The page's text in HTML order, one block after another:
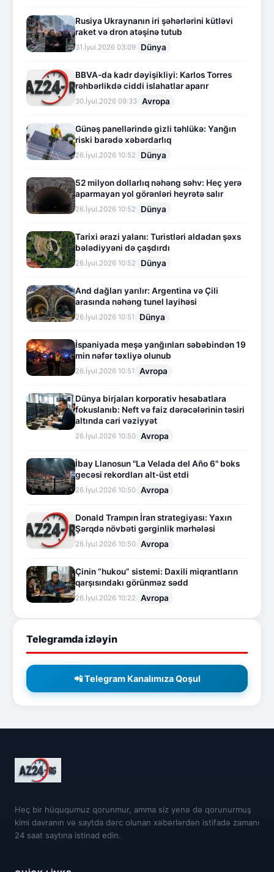
Rusiya Ukraynanın iri şəhərlərini kütləvi
raket və dron atəşinə tutub
31.İyul.2026 03:09 Dünya
BBVA-da kadr dəyişikliyi: Karlos Torres
rəhbərlikdə ciddi islahatlar aparır
30.İyul.2026 09:33 Avropa
Günəş panellərində gizli təhlükə: Yanğın
riski barədə xəbərdarlıq
26.İyul.2026 10:52 Dünya
52 milyon dollarlıq nəhəng səhv: Heç yerə
aparmayan yol görənləri heyrətə salır
26.İyul.2026 10:52 Dünya
Tarixi ərazi yalanı: Turistləri aldadan şəxs
bələdiyyəni də çaşdırdı
26.İyul.2026 10:52 Dünya
And dağları yarılır: Argentina və Çili
arasında nəhəng tunel layihəsi
26.İyul.2026 10:51 Dünya
İspaniyada meşə yanğınları səbəbindən 19
min nəfər təxliyə olunub
26.İyul.2026 10:51 Avropa
Dünya birjaları korporativ hesabatlara
fokuslanıb: Neft və faiz dərəcələrinin təsiri
altında cari vəziyyət
26.İyul.2026 10:50 Avropa
İbay Llanosun "La Velada del Año 6" boks
gecəsi rekordları alt-üst etdi
26.İyul.2026 10:50 Avropa
Donald Trampın İran strategiyası: Yaxın
Şərqdə növbəti gərginlik mərhələsi
26.İyul.2026 10:50 Avropa
Çinin “hukou” sistemi: Daxili miqrantların
qarşısındakı görünməz sədd
26.İyul.2026 10:22 Avropa
Telegramda izləyin
📲 Telegram Kanalımıza Qoşul
Heç bir hüququmuz qorunmur, amma siz yenə də qorunurmuş
kimi davranın və saytda dərc olunan xəbərlərdən istifadə zamanı
24 saat saytına istinad edin.